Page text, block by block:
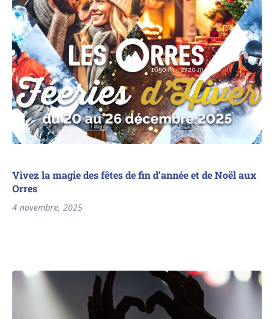
Vivez la magie des fêtes de fin d’année et de Noël aux
Orres
4 novembre, 2025